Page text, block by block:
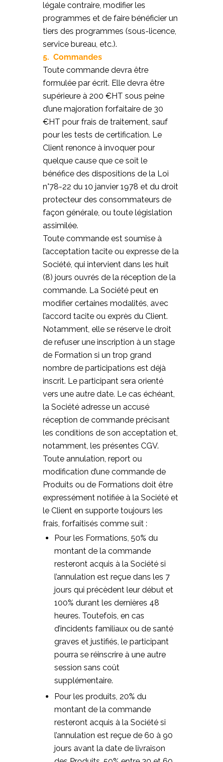
légale contraire, modifier les
programmes et de faire bénéficier un
tiers des programmes (sous-licence,
service bureau, etc.).
5. Commandes
Toute commande devra être
formulée par écrit. Elle devra être
supérieure à 200 €HT sous peine
d’une majoration forfaitaire de 30
€HT pour frais de traitement, sauf
pour les tests de certification. Le
Client renonce à invoquer pour
quelque cause que ce soit le
bénéfice des dispositions de la Loi
n°78-22 du 10 janvier 1978 et du droit
protecteur des consommateurs de
façon générale, ou toute législation
assimilée.
Toute commande est soumise à
l’acceptation tacite ou expresse de la
Société, qui intervient dans les huit
(8) jours ouvrés de la réception de la
commande. La Société peut en
modifier certaines modalités, avec
l’accord tacite ou exprès du Client.
Notamment, elle se réserve le droit
de refuser une inscription à un stage
de Formation si un trop grand
nombre de participations est déjà
inscrit. Le participant sera orienté
vers une autre date. Le cas échéant,
la Société adresse un accusé
réception de commande précisant
les conditions de son acceptation et,
notamment, les présentes CGV.
Toute annulation, report ou
modification d’une commande de
Produits ou de Formations doit être
expressément notifiée à la Société et
le Client en supporte toujours les
frais, forfaitisés comme suit :
Pour les Formations, 50% du
montant de la commande
resteront acquis à la Société si
l’annulation est reçue dans les 7
jours qui précèdent leur début et
100% durant les dernières 48
heures. Toutefois, en cas
d’incidents familiaux ou de santé
graves et justifiés, le participant
pourra se réinscrire à une autre
session sans coût
supplémentaire.
Pour les produits, 20% du
montant de la commande
resteront acquis à la Société si
l’annulation est reçue de 60 à 90
jours avant la date de livraison